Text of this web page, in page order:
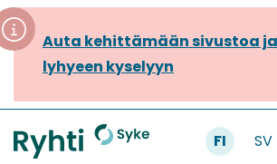
Siirry
sisältöönAuta kehittämään sivustoa
lyhyeen kyselyyn
Etusivu
FI SV